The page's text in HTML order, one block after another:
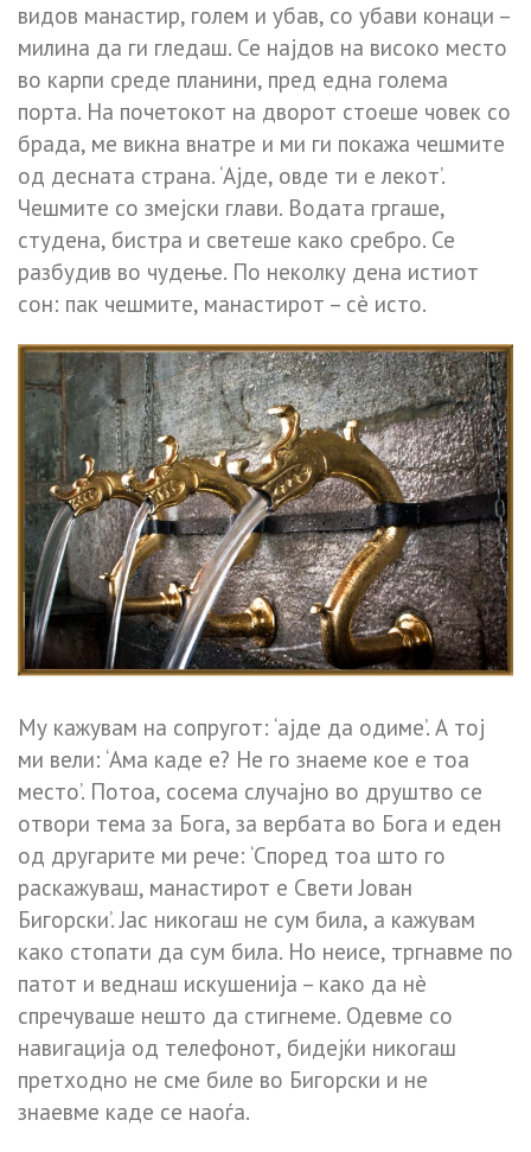
видов манастир, голем и убав, со убави конаци –
милина да ги гледаш. Се најдов на високо место
во карпи среде планини, пред една голема
порта. На почетокот на дворот стоеше човек со
брада, ме викна внатре и ми ги покажа чешмите
од десната страна. ‘Ајде, овде ти е лекот’.
Чешмите со змејски глави. Водата гргаше,
студена, бистра и светеше како сребро. Се
разбудив во чудење. По неколку дена истиот
сон: пак чешмите, манастирот – сè исто.
Му кажувам на сопругот: ‘ајде да одиме’. А тој
ми вели: ‘Ама каде е? Не го знаеме кое е тоа
место’. Потоа, сосема случајно во друштво се
отвори тема за Бога, за вербата во Бога и еден
од другарите ми рече: ‘Според тоа што го
раскажуваш, манастирот е Свети Јован
Бигорски’. Јас никогаш не сум била, а кажувам
како стопати да сум била. Но неисе, тргнавме по
патот и веднаш искушенија – како да нè
спречуваше нешто да стигнеме. Одевме со
навигација од телефонот, бидејќи никогаш
претходно не сме биле во Бигорски и не
знаевме каде се наоѓа.